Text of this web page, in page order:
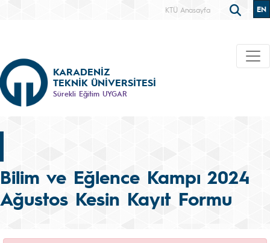
KTÜ Anasayfa EN
KARADENİZ
TEKNİK ÜNİVERSİTESİ
Sürekli Eğitim UYGAR
Bilim ve Eğlence Kampı 2024
Ağustos Kesin Kayıt Formu